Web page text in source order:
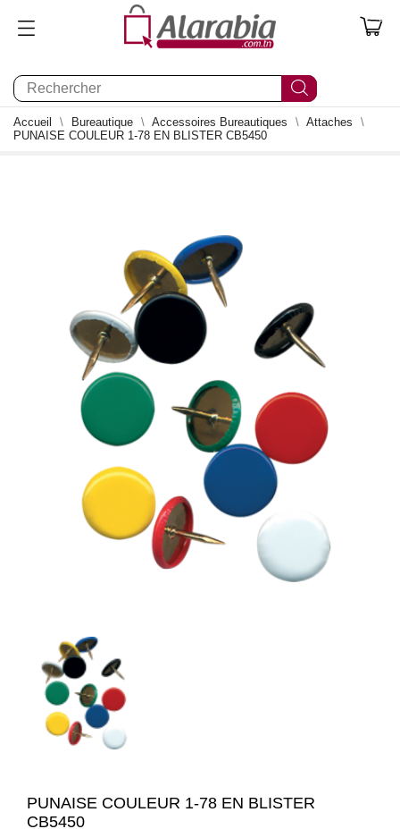
0
Accueil Bureautique Accessoires Bureautiques
Attaches
PUNAISE COULEUR 1-78 EN BLISTER CB5450
PUNAISE COULEUR 1-78 EN BLISTER
CB5450